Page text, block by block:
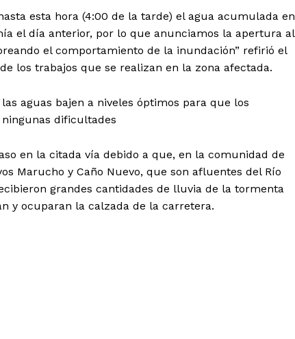
esta hora (4:00 de la tarde) el agua acumulada en
el día anterior, por lo que anunciamos la apertura al
el comportamiento de la inundación” refirió el
los trabajos que se realizan en la zona afectada.
aguas bajen a niveles óptimos para que los
dificultades
en la citada vía debido a que, en la comunidad de
Marucho y Caño Nuevo, que son afluentes del Río
grandes cantidades de lluvia de la tormenta
y ocuparan la calzada de la carretera.